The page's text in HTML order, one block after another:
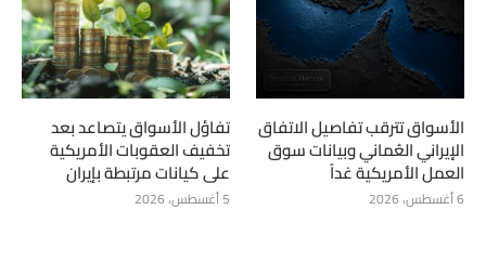
الأسواق تترقب تفاصيل الاتفاق
الإيراني العُماني وبيانات سوق
العمل الأمريكية غداً
6 أغسطس، 2026
تفاؤل الأسواق يتصاعد بعد
تخفيف العقوبات الأمريكية
على كيانات مرتبطة بإيران
5 أغسطس، 2026